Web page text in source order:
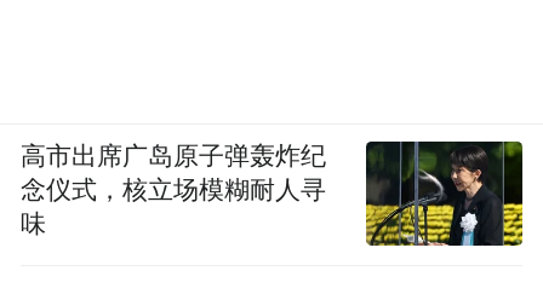
高市出席广岛原子弹轰炸纪
念仪式，核立场模糊耐人寻
味